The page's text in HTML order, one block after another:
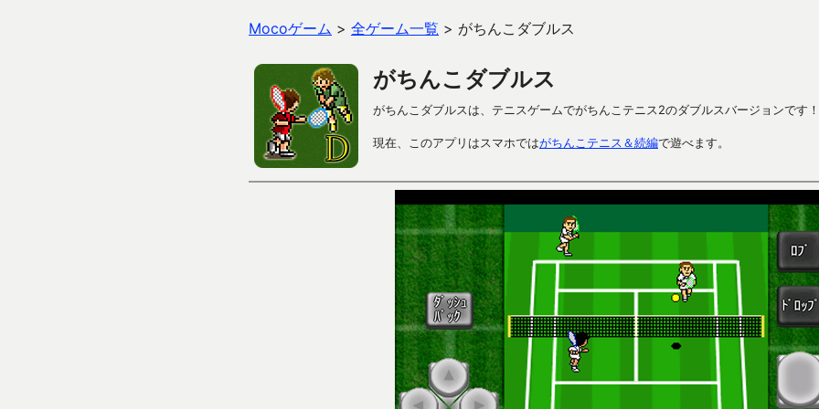
Mocoゲーム > 全ゲーム一覧 > がちんこダブルス
がちんこダブルス
がちんこダブルスは、テニスゲームでがちんこテニス2のダブルスバージョンです！
現在、このアプリはスマホではがちんこテニス＆続編で遊べます。